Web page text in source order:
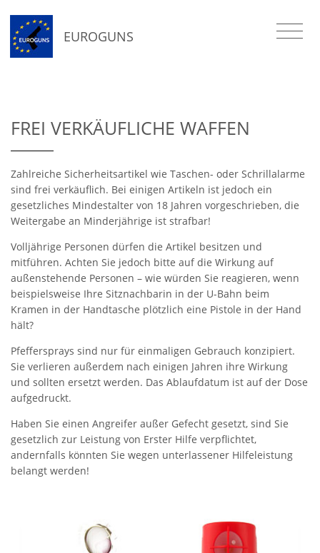
EUROGUNS
FREI VERKÄUFLICHE WAFFEN
Zahlreiche Sicherheitsartikel wie Taschen- oder Schrillalarme
sind frei verkäuflich. Bei einigen Artikeln ist jedoch ein
gesetzliches Mindestalter von 18 Jahren vorgeschrieben, die
Weitergabe an Minderjährige ist strafbar!
Volljährige Personen dürfen die Artikel besitzen und
mitführen. Achten Sie jedoch bitte auf die Wirkung auf
außenstehende Personen – wie würden Sie reagieren, wenn
beispielsweise Ihre Sitznachbarin in der U-Bahn beim
Kramen in der Handtasche plötzlich eine Pistole in der Hand
hält?
Pfeffersprays sind nur für einmaligen Gebrauch konzipiert.
Sie verlieren außerdem nach einigen Jahren ihre Wirkung
und sollten ersetzt werden. Das Ablaufdatum ist auf der Dose
aufgedruckt.
Haben Sie einen Angreifer außer Gefecht gesetzt, sind Sie
gesetzlich zur Leistung von Erster Hilfe verpflichtet,
andernfalls könnten Sie wegen unterlassener Hilfeleistung
belangt werden!